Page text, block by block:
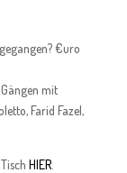
€uro
mit
Farid Fazel,
HIER.